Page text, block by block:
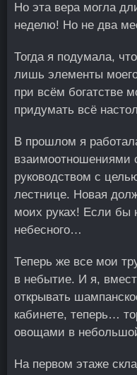
Но эта вера могла
неделю! Но не два
Тогда я подумала,
лишь элементы
при всём богатстве
придумать всё
В прошлом я
руководством с
лестнице. Новая
моих руках! Если бы
небесного…
Теперь же все мои
в небытие. И я,
открывать
кабинете, теперь…
овощами в
На первом этаже